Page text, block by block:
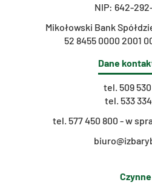
NIP: 642-
Mikołowski Bank
52 8455 0000 2001
Dane
tel. 509
tel. 533
tel. 577 450 800 - w
Czynne